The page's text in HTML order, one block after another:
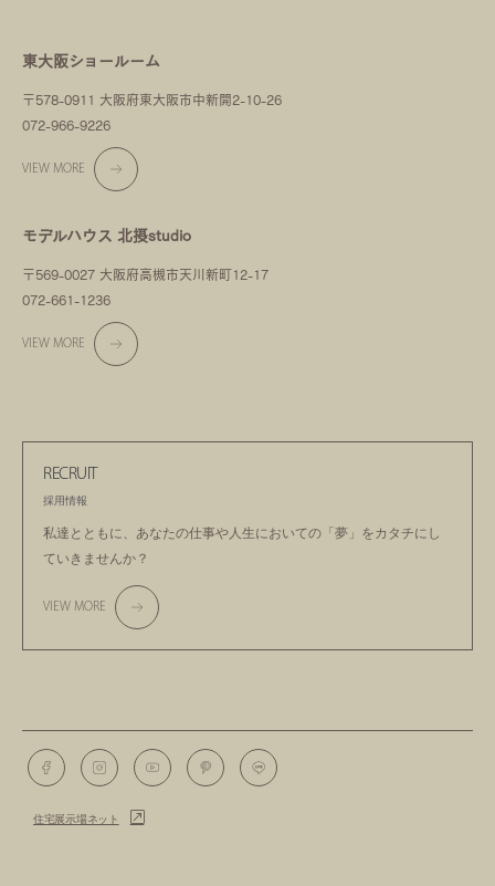
東大阪ショールーム
〒578-0911 大阪府東大阪市中新開2-10-26
072-966-9226
VIEW MORE
モデルハウス 北摂studio
〒569-0027 大阪府高槻市天川新町12-17
072-661-1236
VIEW MORE
RECRUIT
採用情報
私達とともに、あなたの仕事や人生においての 「夢」をカタチにし
ていきませんか？
VIEW MORE
住宅展示場ネット